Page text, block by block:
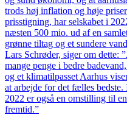
trods høj inflation og høje
prisstigning, har selskabet i
næsten 500 mio. ud af en
grønne tiltag og et sundere
Lars Schrøder, siger om dette:
mange penge i bedre
og et klimatilpasset Aarhus
at arbejde for det fælles
2022 er også en omstilling til
fremtid.”